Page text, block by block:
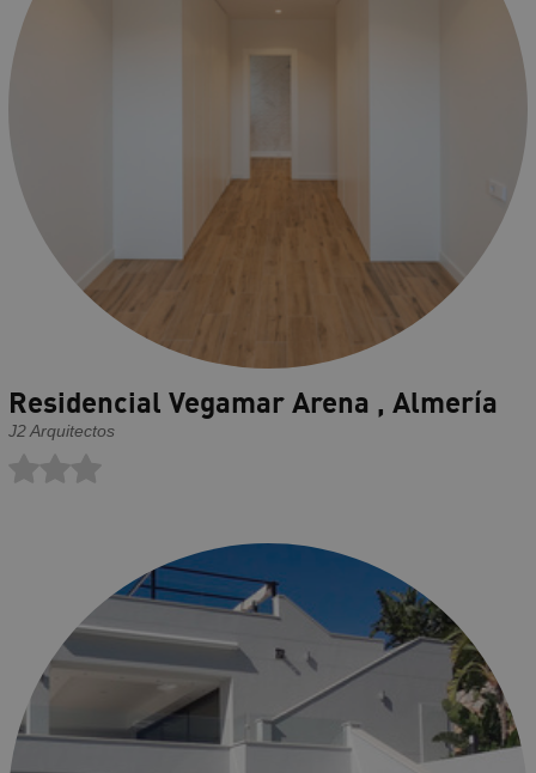
Residencial Vegamar Arena , Almería
J2 Arquitectos